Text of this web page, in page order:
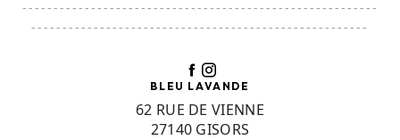
---------------------------------------------------------
------------------------------------------------------
BLEU LAVANDE
62 RUE DE VIENNE
27140 GISORS